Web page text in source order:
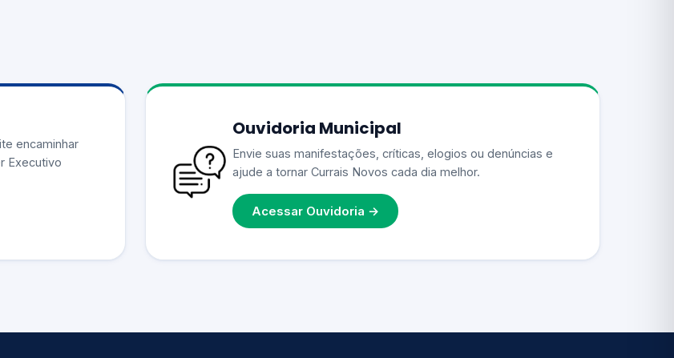
encaminhar
Executivo
Ouvidoria Municipal
Envie suas manifestações, críticas, elogios ou denúncias e
ajude a tornar Currais Novos cada dia melhor.
Acessar Ouvidoria →